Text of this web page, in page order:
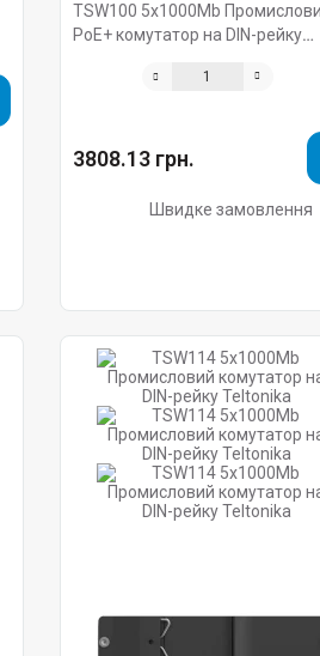
TSW100 5х1000Mb
PoE+ комутатор на DIN-рейку
3808.13 грн.
Швидке замовлення